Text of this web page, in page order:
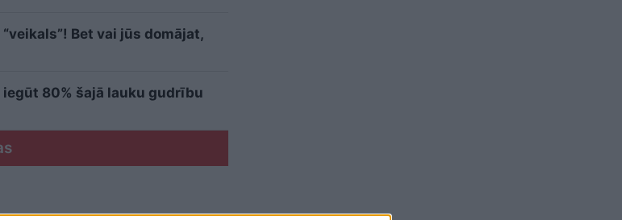
Bet vai jūs domājat,
iegūt 80% šajā lauku gudrību